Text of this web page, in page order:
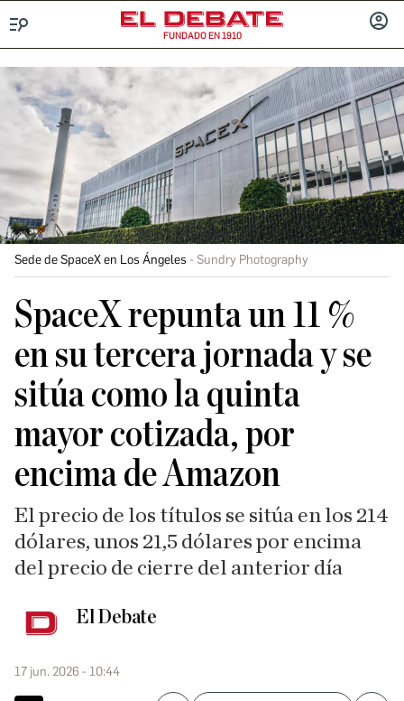
FUNDADO EN 1910
Sede de SpaceX en Los Ángeles Sundry Photography
SpaceX repunta un 11 %
en su tercera jornada y se
sitúa como la quinta
mayor cotizada, por
encima de Amazon
El precio de los títulos se sitúa en los 214
dólares, unos 21,5 dólares por encima
del precio de cierre del anterior día
El Debate
17 jun. 2026 - 10:44